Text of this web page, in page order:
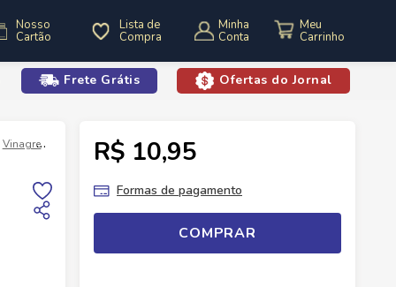
Nosso
Cartão
Lista de
Compra
Minha
Conta
Frete Grátis Ofertas do Jornal
Vinagre Vinagre Castelo 750ml Alcool Aromatico Com Ervas Finas
R$ 10,95
Formas de pagamento
COMPRAR